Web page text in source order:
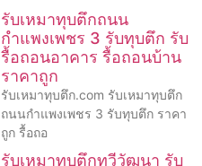
รับเหมาทุบตึกถนน
กำแพงเพชร 3 รับทุบตึก รับ
รื้อถอนอาคาร รื้อถอนบ้าน
ราคาถูก
รับเหมาทุบตึก.com รับเหมาทุบตึก
ถนนกำแพงเพชร 3 รับทุบตึก ราคา
ถูก รื้อถอ
รับเหมาทุบตึกทวีวัฒนา รับ